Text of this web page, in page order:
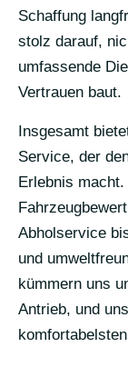
Schaffung
stolz darauf,
umfassende
Vertrauen baut.
Insgesamt
Service, der
Erlebnis
Abholservice
und
kümmern uns
Antrieb, und